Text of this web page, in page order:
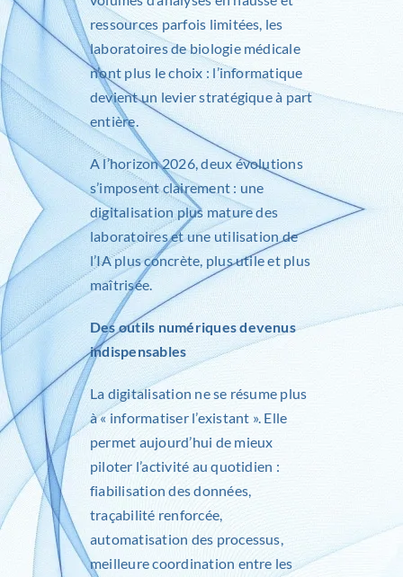
ressources parfois limitées, les
laboratoires de biologie médicale
n’ont plus le choix : l’informatique
devient un levier stratégique à part
entière.
A l’horizon 2026, deux évolutions
s’imposent clairement : une
digitalisation plus mature des
laboratoires et une utilisation de
l’IA plus concrète, plus utile et plus
maîtrisée.
Des outils numériques devenus
indispensables
La digitalisation ne se résume plus
à « informatiser l’existant ». Elle
permet aujourd’hui de mieux
piloter l’activité au quotidien :
fiabilisation des données,
traçabilité renforcée,
automatisation des processus,
meilleure coordination entre les